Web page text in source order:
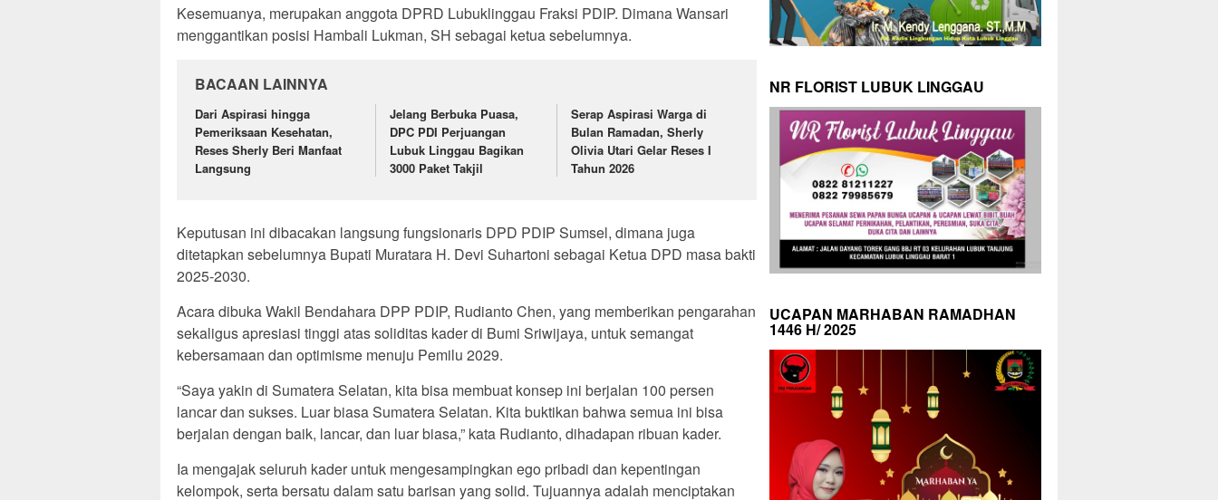
Kesemuanya, merupakan anggota DPRD Lubuklinggau Fraksi PDIP. Dimana Wansari
menggantikan posisi Hambali Lukman, SH sebagai ketua sebelumnya.
BACAAN LAINNYA
Dari Aspirasi hingga
Pemeriksaan Kesehatan,
Reses Sherly Beri Manfaat
Langsung
Jelang Berbuka Puasa,
DPC PDI Perjuangan
Lubuk Linggau Bagikan
3000 Paket Takjil
Serap Aspirasi Warga di
Bulan Ramadan, Sherly
Olivia Utari Gelar Reses I
Tahun 2026
Keputusan ini dibacakan langsung fungsionaris DPD PDIP Sumsel, dimana juga
ditetapkan sebelumnya Bupati Muratara H. Devi Suhartoni sebagai Ketua DPD masa bakti
2025-2030.
Acara dibuka Wakil Bendahara DPP PDIP, Rudianto Chen, yang memberikan pengarahan
sekaligus apresiasi tinggi atas soliditas kader di Bumi Sriwijaya, untuk semangat
kebersamaan dan optimisme menuju Pemilu 2029.
“Saya yakin di Sumatera Selatan, kita bisa membuat konsep ini berjalan 100 persen
lancar dan sukses. Luar biasa Sumatera Selatan. Kita buktikan bahwa semua ini bisa
berjalan dengan baik, lancar, dan luar biasa,” kata Rudianto, dihadapan ribuan kader.
Ia mengajak seluruh kader untuk mengesampingkan ego pribadi dan kepentingan
kelompok, serta bersatu dalam satu barisan yang solid. Tujuannya adalah menciptakan
NR FLORIST LUBUK LINGGAU
UCAPAN MARHABAN RAMADHAN
1446 H/ 2025